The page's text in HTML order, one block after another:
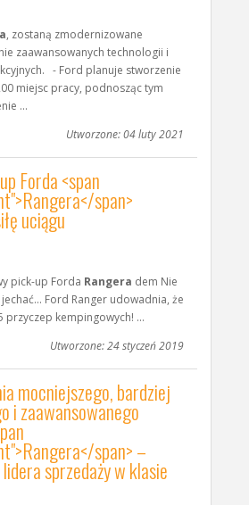
, zostaną zmodernizowane
zaawansowanych technologii i
- Ford planuje stworzenie
miejsc pracy, podnosząc tym
...
Utworzone: 04 luty 2021
Forda <span
span>
uciągu
pick-up Forda Rangera dem Nie
jechać... Ford Ranger udowadnia, że
przyczep kempingowych! ...
Utworzone: 24 styczeń 2019
mocniejszego, bardziej
i zaawansowanego
span> –
sprzedaży w klasie